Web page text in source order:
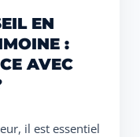
EN
:
AVEC
il est essentiel